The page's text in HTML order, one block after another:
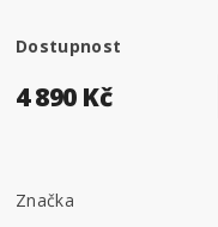
Dostupnost
4 890 Kč
Značka